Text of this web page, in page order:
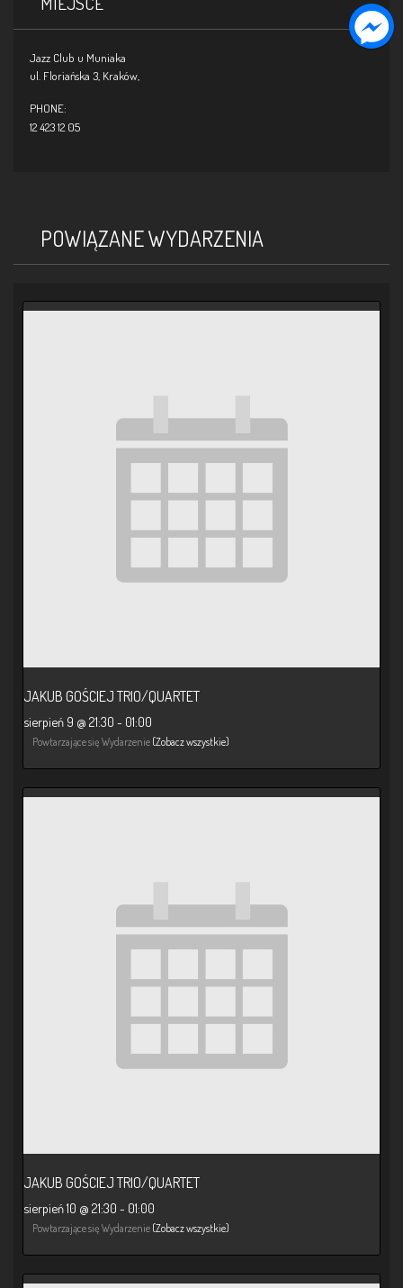
Jazz Club u Muniaka
ul. Floriańska 3, Kraków
PHONE:
12 423 12 05
POWIĄZANE WYDARZENIA
JAKUB GOŚCIEJ TRIO/QUARTET
sierpień 9 @ 21:30 - 01:00
Powtarzające się Wydarzenie (Zobacz wszystkie)
JAKUB GOŚCIEJ TRIO/QUARTET
sierpień 10 @ 21:30 - 01:00
Powtarzające się Wydarzenie (Zobacz wszystkie)